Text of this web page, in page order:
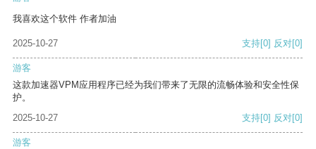
我喜欢这个软件 作者加油
2025-10-27 支持[0] 反对[0]
游客
这款加速器VPM应用程序已经为我们带来了无限的流畅体验和安全性保
护。
2025-10-27
支持[0] 反对[0]
游客